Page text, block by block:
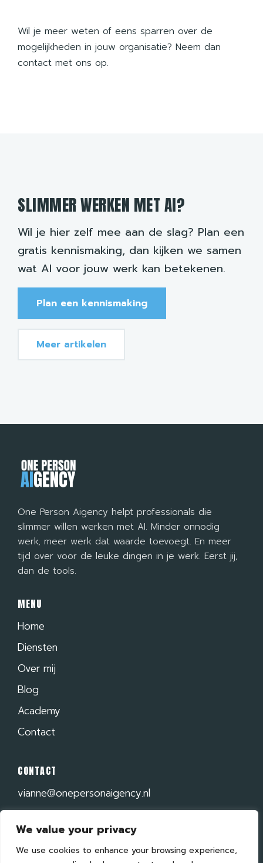
We value your privacy
We use cookies to enhance your browsing experience,
Wil je meer weten of eens sparren over de
mogelijkheden in jouw organisatie? Neem dan
contact met ons op.
SLIMMER WERKEN MET AI?
Wil je hier zelf mee aan de slag? Plan een
gratis kennismaking, dan kijken we samen
wat AI voor jouw werk kan betekenen.
Plan een kennismaking
Meer artikelen
One Person Aigency helpt professionals die
slimmer willen werken met AI. Minder onnodig
werk, meer werk dat waarde toevoegt. En meer
tijd over voor de leuke dingen in je werk. Eerst jij,
dan de tools.
MENU
Home
Diensten
Over mij
Blog
Academy
Contact
CONTACT
vianne@onepersonaigency.nl
+31 6 48 20 45 61
Plan een gesprek
LinkedIn